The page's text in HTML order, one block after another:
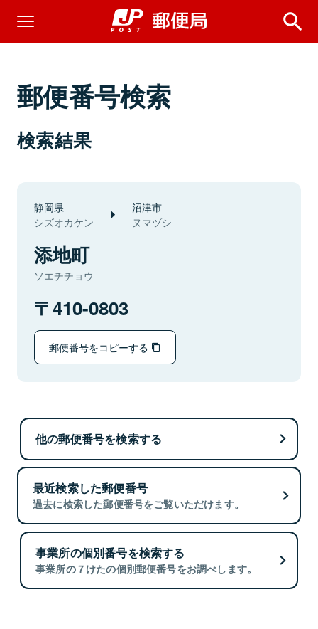
郵便番号検索
検索結果
静岡県
シズオカケン
沼津市
ヌマヅシ
添地町
ソエチチョウ
410-0803
郵便番号をコピーする
他の郵便番号を検索する
最近検索した郵便番号
過去に検索した郵便番号をご覧いただけます。
事業所の個別番号を検索する
事業所の７けたの個別郵便番号をお調べします。